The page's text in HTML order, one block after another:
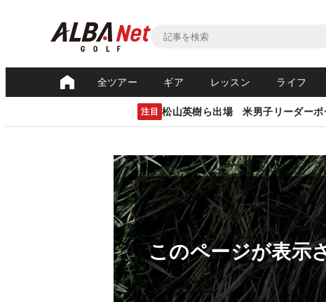
全ツアー ギア レッスン ライフ
注目 松山英樹ら出場 米男子リーダーボ
このページが表示